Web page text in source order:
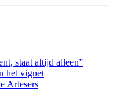
staat altijd alleen”
het vignet
Artesers